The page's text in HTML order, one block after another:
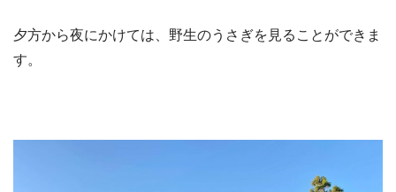
夕方から夜にかけては、野生のうさぎを見ることができま
す。